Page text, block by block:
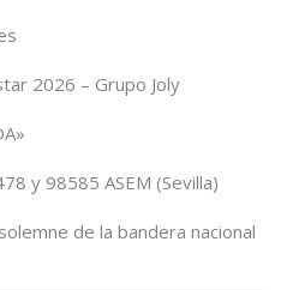
2026 – Grupo Joly
y 98585 ASEM (Sevilla)
de la bandera nacional